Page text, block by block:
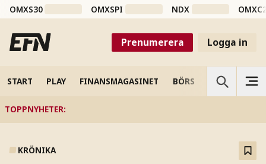
OMXS30 OMXSPI NDX
Prenumerera Logga in
START PLAY FINANSMAGASINET BÖRS VETENSKAP
TOPPNYHETER:
KRÖNIKA